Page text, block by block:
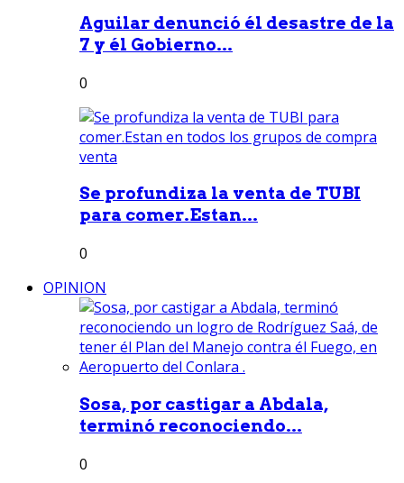
Aguilar denunció él desastre de la
7 y él Gobierno...
0
Se profundiza la venta de TUBI
para comer.Estan...
0
OPINION
Sosa, por castigar a Abdala,
terminó reconociendo...
0